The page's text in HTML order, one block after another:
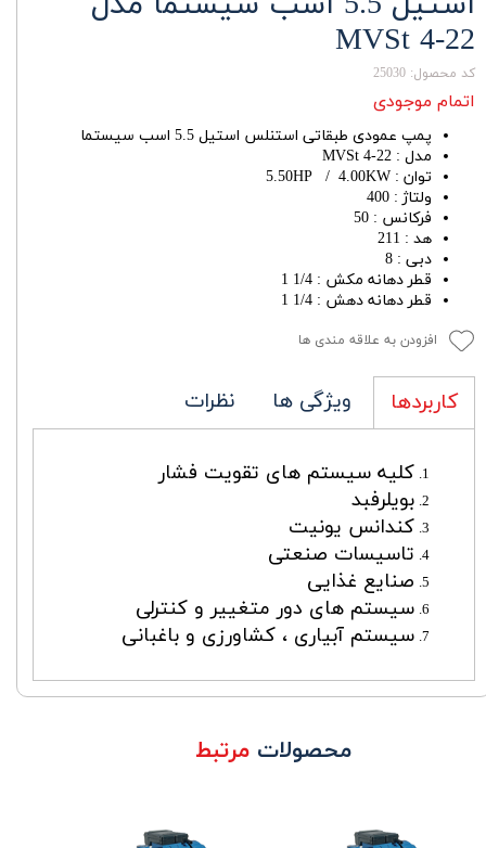
MVSt 4-22
کد محصول: 25030
اتمام موجودی
پمپ عمودی طبقاتی استنلس استیل 5.5 اسب سیستما
مدل : MVSt 4-22
توان : 5.50HP / 4.00KW
ولتاژ : 400
فرکانس : 50
هد : 211
دبی : 8
قطر دهانه مکش : 1/4 1
قطر دهانه دهش : 1/4 1
افزودن به علاقه مندی ها
کاربردها ویژگی ها نظرات
کلیه سیستم های تقویت فشار
بویلرفبد
کندانس یونیت
تاسیسات صنعتی
صنایع غذایی
سیستم های دور متغییر و کنترلی
سیستم آبیاری ، کشاورزی و باغبانی
محصولات مرتبط